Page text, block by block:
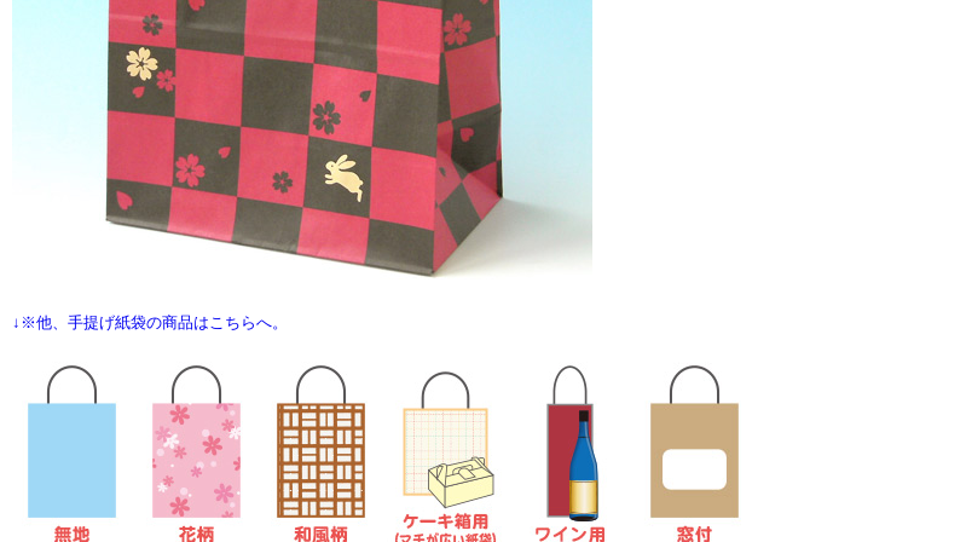
↓※他、手提げ紙袋の商品はこちらへ。